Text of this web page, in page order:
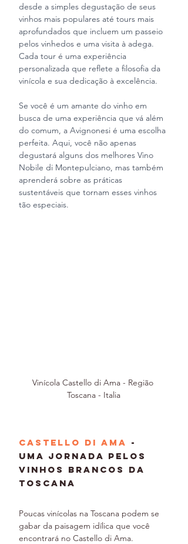
desde a simples degustação de seus
vinhos mais populares até tours mais
aprofundados que incluem um passeio
pelos vinhedos e uma visita à adega.
Cada tour é uma experiência
personalizada que reflete a filosofia da
vinícola e sua dedicação à excelência.
Se você é um amante do vinho em
busca de uma experiência que vá além
do comum, a Avignonesi é uma escolha
perfeita. Aqui, você não apenas
degustará alguns dos melhores Vino
Nobile di Montepulciano, mas também
aprenderá sobre as práticas
sustentáveis que tornam esses vinhos
tão especiais.
Vinícola Castello di Ama - Região
Toscana - Italia
Castello di Ama -
Uma Jornada pelos
Vinhos Brancos da
Toscana
Poucas vinícolas na Toscana podem se
gabar da paisagem idílica que você
encontrará no Castello di Ama.